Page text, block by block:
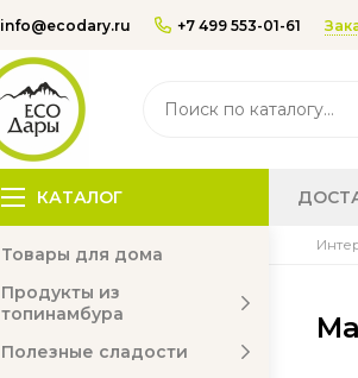
info@ecodary.ru +7 499 553-01-61
КАТАЛОГ
Товары для дома
Продукты из
топинамбура
Полезные сладости